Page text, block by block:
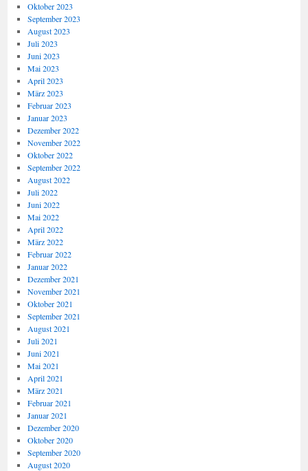
Oktober 2023
September 2023
August 2023
Juli 2023
Juni 2023
Mai 2023
April 2023
März 2023
Februar 2023
Januar 2023
Dezember 2022
November 2022
Oktober 2022
September 2022
August 2022
Juli 2022
Juni 2022
Mai 2022
April 2022
März 2022
Februar 2022
Januar 2022
Dezember 2021
November 2021
Oktober 2021
September 2021
August 2021
Juli 2021
Juni 2021
Mai 2021
April 2021
März 2021
Februar 2021
Januar 2021
Dezember 2020
Oktober 2020
September 2020
August 2020